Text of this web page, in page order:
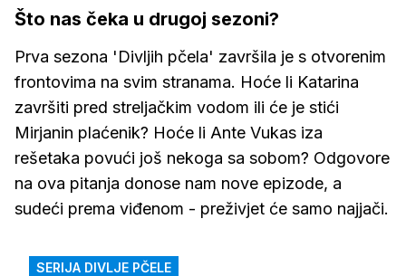
Što nas čeka u drugoj sezoni?
Prva sezona 'Divljih pčela' završila je s otvorenim
frontovima na svim stranama. Hoće li Katarina
završiti pred streljačkim vodom ili će je stići
Mirjanin plaćenik? Hoće li Ante Vukas iza
rešetaka povući još nekoga sa sobom? Odgovore
na ova pitanja donose nam nove epizode, a
sudeći prema viđenom - preživjet će samo najjači.
SERIJA DIVLJE PČELE